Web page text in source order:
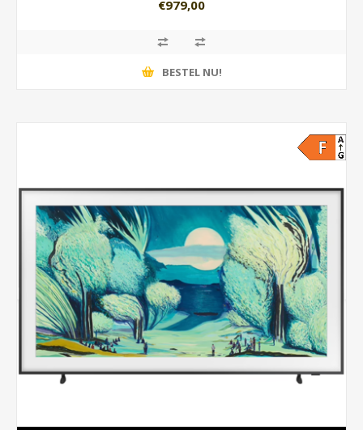
€979,00
BESTEL NU!